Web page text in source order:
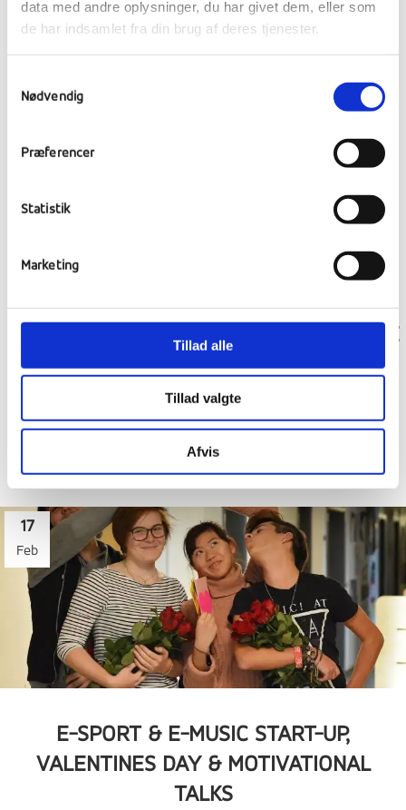
data med andre oplysninger, du har givet dem, eller som
de har indsamlet fra din brug af deres tjenester.
Nødvendig
Præferencer
Statistik
Marketing
Tillad alle
Tillad valgte
Afvis
NEWSLETTER WEEK 11
DANCE AND GAMER WEEKEND, THEATRE
CONCERT AND BOATSHOW
17
Feb
E-SPORT & E-MUSIC START-UP,
VALENTINES DAY & MOTIVATIONAL
TALKS